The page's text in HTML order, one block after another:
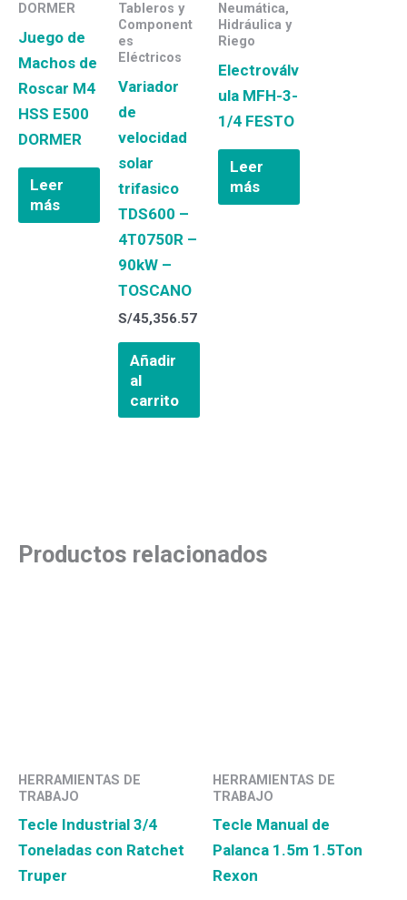
DORMER
Juego de
Machos de
Roscar M4
HSS E500
DORMER
Leer
más
Tableros y
Component
es
Eléctricos
Variador
de
velocidad
solar
trifasico
TDS600 –
4T0750R –
90kW –
TOSCANO
S/45,356.57
Añadir
al
carrito
Neumática,
Hidráulica y
Riego
Electroválv
ula MFH-3-
1/4 FESTO
Leer
más
Productos relacionados
HERRAMIENTAS DE
TRABAJO
Tecle Industrial 3/4
Toneladas con Ratchet
Truper
HERRAMIENTAS DE
TRABAJO
Tecle Manual de
Palanca 1.5m 1.5Ton
Rexon